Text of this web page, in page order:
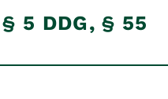
5 DDG, § 55